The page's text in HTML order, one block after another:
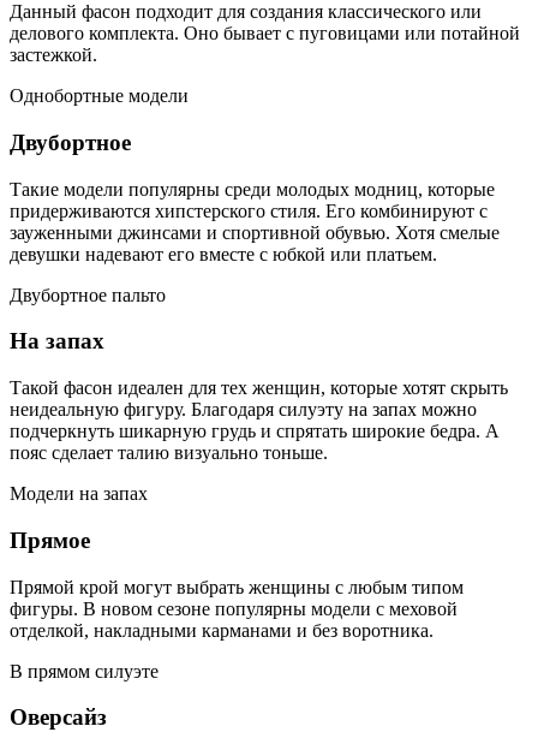
Данный фасон подходит для создания классического или
делового комплекта. Оно бывает с пуговицами или потайной
застежкой.
Однобортные модели
Двубортное
Такие модели популярны среди молодых модниц, которые
придерживаются хипстерского стиля. Его комбинируют с
зауженными джинсами и спортивной обувью. Хотя смелые
девушки надевают его вместе с юбкой или платьем.
Двубортное пальто
На запах
Такой фасон идеален для тех женщин, которые хотят скрыть
неидеальную фигуру. Благодаря силуэту на запах можно
подчеркнуть шикарную грудь и спрятать широкие бедра. А
пояс сделает талию визуально тоньше.
Модели на запах
Прямое
Прямой крой могут выбрать женщины с любым типом
фигуры. В новом сезоне популярны модели с меховой
отделкой, накладными карманами и без воротника.
В прямом силуэте
Оверсайз